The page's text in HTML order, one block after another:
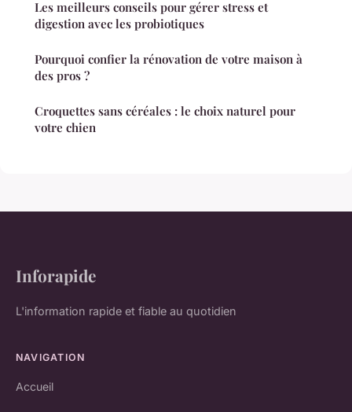
Les meilleurs conseils pour gérer stress et
digestion avec les probiotiques
Pourquoi confier la rénovation de votre maison à
des pros ?
Croquettes sans céréales : le choix naturel pour
votre chien
Inforapide
L'information rapide et fiable au quotidien
NAVIGATION
Accueil